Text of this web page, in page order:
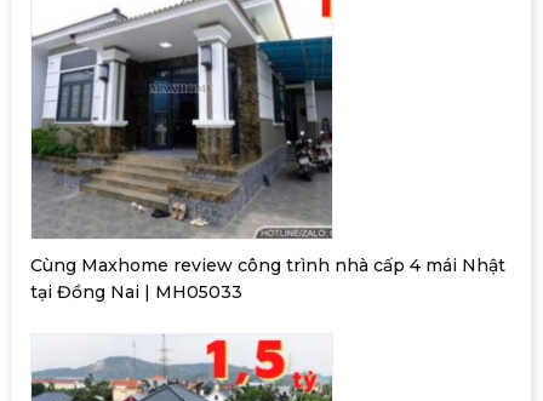
Cùng Maxhome review công trình nhà cấp 4 mái Nhật
tại Đồng Nai | MH05033